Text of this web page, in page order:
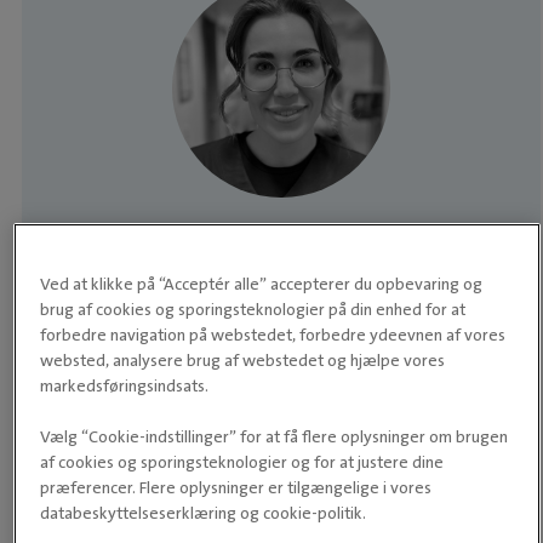
Marthina
Marthina blev en del af Evidensia Trekantens
Dyrehospital den 1. januar 2026 som teamleder
og veterinærsygeplejerske. Hun har stor
patientbehandlingen og god kommunikation
med dyreejere. I rollen som teamleder har
Marthina ansvar for både den kliniske hverdag
Ved at klikke på “Acceptér alle” accepterer du opbevaring og
brug af cookies og sporingsteknologier på din enhed for at
forbedre navigation på webstedet, forbedre ydeevnen af vores
websted, analysere brug af webstedet og hjælpe vores
markedsføringsindsats.
Vælg “Cookie-indstillinger” for at få flere oplysninger om brugen
af cookies og sporingsteknologier og for at justere dine
præferencer. Flere oplysninger er tilgængelige i vores
databeskyttelseserklæring og cookie-politik.